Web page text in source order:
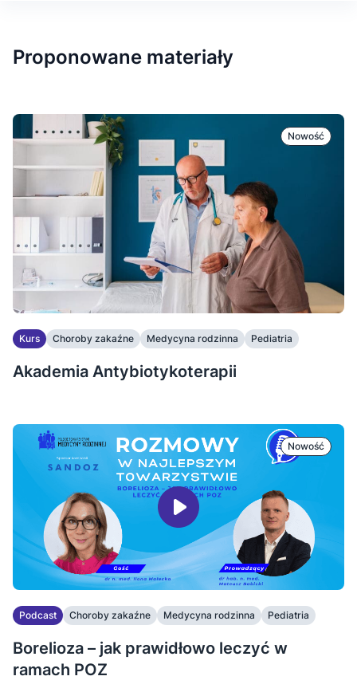
Proponowane materiały
Nowość
Kurs Choroby zakaźne Medycyna rodzinna Pediatria
Akademia Antybiotykoterapii
Nowość
Podcast Choroby zakaźne Medycyna rodzinna Pediatria
Borelioza – jak prawidłowo leczyć w
ramach POZ